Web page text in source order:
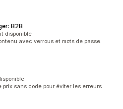
B2B
disponible
avec verrous et mots de passe.
sans code pour éviter les erreurs